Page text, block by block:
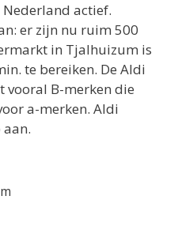
Nederland actief.
er zijn nu ruim 500
in Tjalhuizum is
te bereiken. De Aldi
vooral B-merken die
a-merken. Aldi